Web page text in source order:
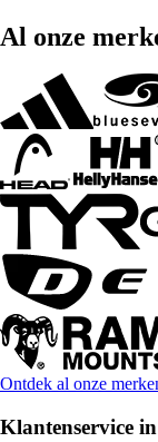
Al onze
Ontdek al onze
Klantenservice